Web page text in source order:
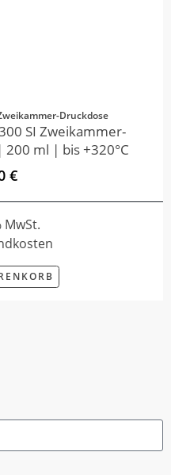
Druckdose
SI Zweikammer-
ml | bis +320°C
€
MwSt.